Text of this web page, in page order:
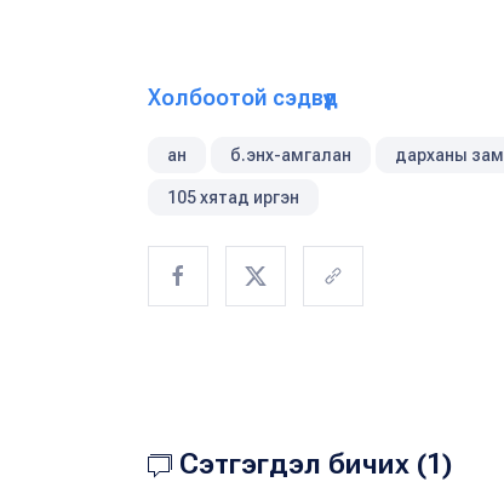
Холбоотой сэдвүүд
ан б.энх-амгалан дарханы зам
105 хятад иргэн
Сэтгэгдэл бичих (1)